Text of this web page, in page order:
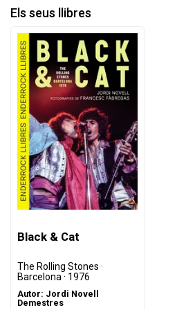
Els seus llibres
Black & Cat
The Rolling Stones ·
Barcelona · 1976
Autor: Jordi Novell
Demestres